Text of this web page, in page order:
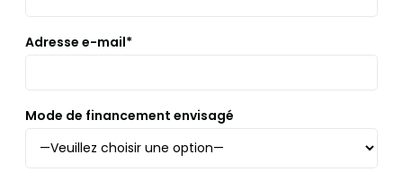
Adresse e-mail*
Mode de financement envisagé